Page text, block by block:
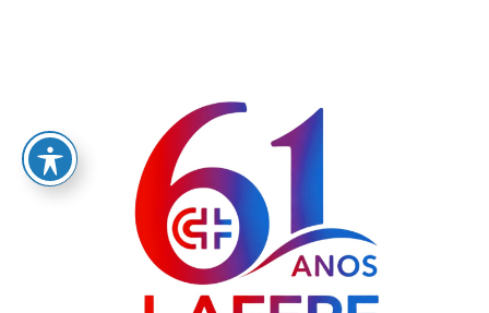
LABORATÓRIO FARMACÊUTICO DO ESTADO DE PERNAMBUCO
GOVERNADOR MIGUEL ARRAES - LAFEPE AVISO DE COTAÇÃO Nº0054/2020